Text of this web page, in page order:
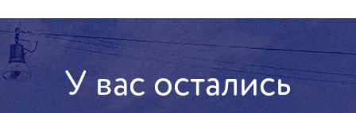
У вас остались